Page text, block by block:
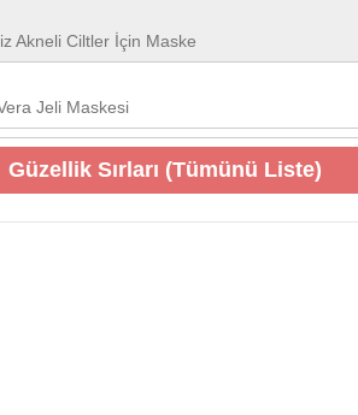
Akneli Ciltler İçin Maske
Jeli Maskesi
Güzellik Sırları (Tümünü Liste)